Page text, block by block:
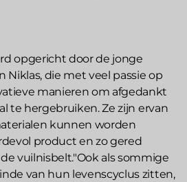
opgericht door de jonge
Niklas, die met veel passie op
manieren om afgedankt
te hergebruiken. Ze zijn ervan
kunnen worden
product en zo gered
vuilnisbelt."Ook als sommige
van hun levenscyclus zitten,